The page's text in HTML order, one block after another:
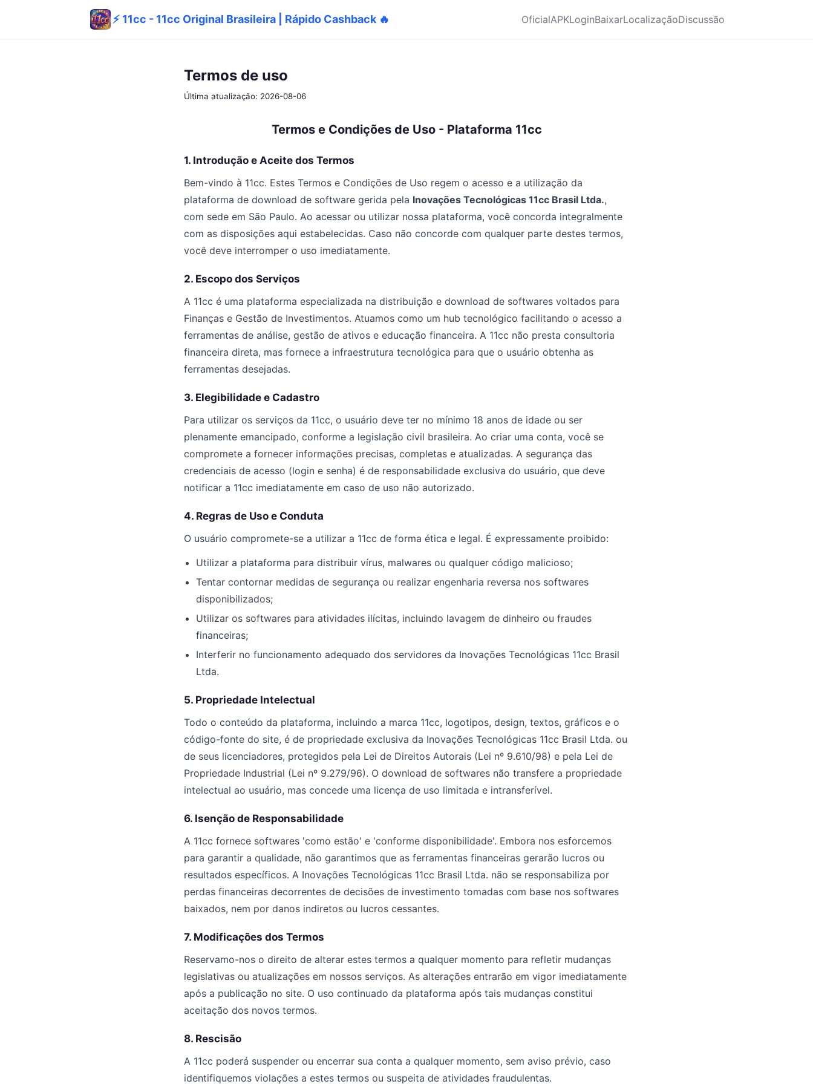
⚡ 11cc - 11cc Original Brasileira | Rápido Cashback 🔥 OficialAPKLoginBaixarLocalizaçãoDiscussão
Termos de uso
Última atualização: 2026-08-06
Termos e Condições de Uso - Plataforma 11cc
1. Introdução e Aceite dos Termos
Bem-vindo à 11cc. Estes Termos e Condições de Uso regem o acesso e a utilização da
plataforma de download de software gerida pela Inovações Tecnológicas 11cc Brasil Ltda.,
com sede em São Paulo. Ao acessar ou utilizar nossa plataforma, você concorda integralmente
com as disposições aqui estabelecidas. Caso não concorde com qualquer parte destes termos,
você deve interromper o uso imediatamente.
2. Escopo dos Serviços
A 11cc é uma plataforma especializada na distribuição e download de softwares voltados para
Finanças e Gestão de Investimentos. Atuamos como um hub tecnológico facilitando o acesso a
ferramentas de análise, gestão de ativos e educação financeira. A 11cc não presta consultoria
financeira direta, mas fornece a infraestrutura tecnológica para que o usuário obtenha as
ferramentas desejadas.
3. Elegibilidade e Cadastro
Para utilizar os serviços da 11cc, o usuário deve ter no mínimo 18 anos de idade ou ser
plenamente emancipado, conforme a legislação civil brasileira. Ao criar uma conta, você se
compromete a fornecer informações precisas, completas e atualizadas. A segurança das
credenciais de acesso (login e senha) é de responsabilidade exclusiva do usuário, que deve
notificar a 11cc imediatamente em caso de uso não autorizado.
4. Regras de Uso e Conduta
O usuário compromete-se a utilizar a 11cc de forma ética e legal. É expressamente proibido:
Utilizar a plataforma para distribuir vírus, malwares ou qualquer código malicioso;
Tentar contornar medidas de segurança ou realizar engenharia reversa nos softwares
disponibilizados;
Utilizar os softwares para atividades ilícitas, incluindo lavagem de dinheiro ou fraudes
financeiras;
Interferir no funcionamento adequado dos servidores da Inovações Tecnológicas 11cc Brasil
Ltda.
5. Propriedade Intelectual
Todo o conteúdo da plataforma, incluindo a marca 11cc, logotipos, design, textos, gráficos e o
código-fonte do site, é de propriedade exclusiva da Inovações Tecnológicas 11cc Brasil Ltda. ou
de seus licenciadores, protegidos pela Lei de Direitos Autorais (Lei nº 9.610/98) e pela Lei de
Propriedade Industrial (Lei nº 9.279/96). O download de softwares não transfere a propriedade
intelectual ao usuário, mas concede uma licença de uso limitada e intransferível.
6. Isenção de Responsabilidade
A 11cc fornece softwares 'como estão' e 'conforme disponibilidade'. Embora nos esforcemos
para garantir a qualidade, não garantimos que as ferramentas financeiras gerarão lucros ou
resultados específicos. A Inovações Tecnológicas 11cc Brasil Ltda. não se responsabiliza por
perdas financeiras decorrentes de decisões de investimento tomadas com base nos softwares
baixados, nem por danos indiretos ou lucros cessantes.
7. Modificações dos Termos
Reservamo-nos o direito de alterar estes termos a qualquer momento para refletir mudanças
legislativas ou atualizações em nossos serviços. As alterações entrarão em vigor imediatamente
após a publicação no site. O uso continuado da plataforma após tais mudanças constitui
aceitação dos novos termos.
8. Rescisão
A 11cc poderá suspender ou encerrar sua conta a qualquer momento, sem aviso prévio, caso
identifiquemos violações a estes termos ou suspeita de atividades fraudulentas.